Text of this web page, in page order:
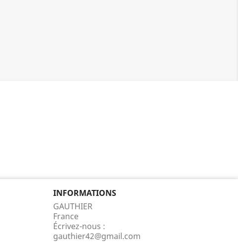
INFORMATIONS
GAUTHIER
France
Écrivez-nous :
gauthier42@gmail.com